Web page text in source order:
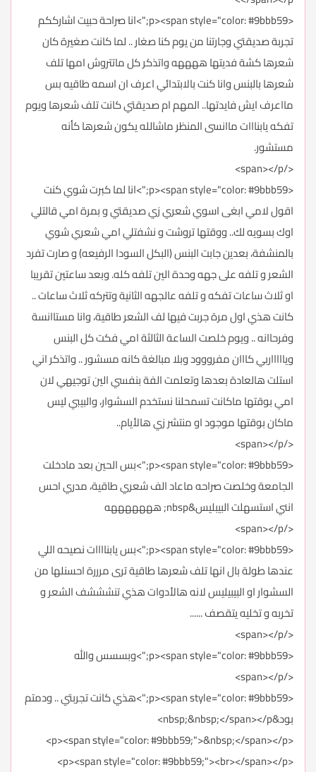
<p><span style="color: #9bbb59;">انا صراحة حبيت اشارككم
تجربة صديقتي وجارتنا من يوم كنا صغار .. لما كانت صغيرة كان
شعرها كشة فديتها ههههه واتذكر كل ماتتروش امها تلف
شعرها بالبنس وانا كنت بالابتدائي اعرف ان اسمه طاقيه بس
مااعرف ايش فايدتها.. المهم ام صديقتي كانت تلف شعرها ويوم
تفكه يابنااات ماانسى المنظر ماشالله يكون شعرها كأنه
مستشور.
</span></p>
<p><span style="color: #9bbb59;">انا لما كبرت شوي كنت
اقول لامي ابغى اسوي شعري زي صديقتي و بمرة امي قالتلي
اوك بسويه لك.. ووقتها تروشت و نشفتلي امي شعري شوي
بالمنشفة، بعدين جابت البنس (البكل السودا الرفيعه) و صارت تفرد
الشعر و تلفه على جهه وحدة الين تلفه كله. وبعد ساعتين تقريبا
او ثلاث ساعات تفكه و تلفه عالجهه الثانية وتتركه ثلاث ساعات ..
كانت هذي اول مرة جربت فيها لف الشعر طاقية، وانا مستاانسة
وفرحاانه .. ويوم خلصت الساعة الثالثة امي فكت كل البنس
وياااااربي كااان مفرووود وبلا مبالغة كانه مسشور .. واتذكر اني
استلت هالعادة بعدها وتعلمت الفة بنفسي الين توجيهي لان
امي بوقتها ماكانت تسمحلنا نستخدم السشوار، والبيبي ليس
ماكان بوقتها موجود او منتشر زي هالأيام..
</span></p>
<p><span style="color: #9bbb59;">بس الحين بعد مادخلت
الجامعة وخلصت صراحه ماعاد الف شعري طاقية، مدري احس
انني استسهلت البيبليس&nbsp; هههههههه
</span></p>
<p><span style="color: #9bbb59;">بس يابناااات نصيحه اللي
عندها طولة بال انها تلف شعرها طاقية ترى مرررة احسنلها من
السشوار او البيبيليس لانه هالأدوات هذي تنشششف الشعر و
تخربه و تخليه يتقصف ......
</span></p>
<p><span style="color: #9bbb59;">وبسسس والله
</span></p>
<p><span style="color: #9bbb59;">هذي كانت تجربتي .. ودمتم
بود&nbsp;&nbsp;</span></p>
<p><span style="color: #9bbb59;">&nbsp;</span></p>
<p><span style="color: #9bbb59;"><br></span></p>